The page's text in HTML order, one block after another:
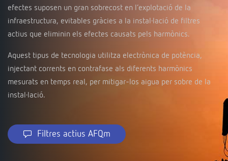
efectes suposen un gran sobrecost en l’explotació de la
infraestructura, evitables gràcies a la instal·lació de filtres
actius que eliminin els efectes causats pels harmònics.
Aquest tipus de tecnologia utilitza electrònica de potència,
injectant corrents en contrafase als diferents harmònics
mesurats en temps real, per mitigar-los aigua per sobre de la
instal·lació.
Filtres actius AFQm